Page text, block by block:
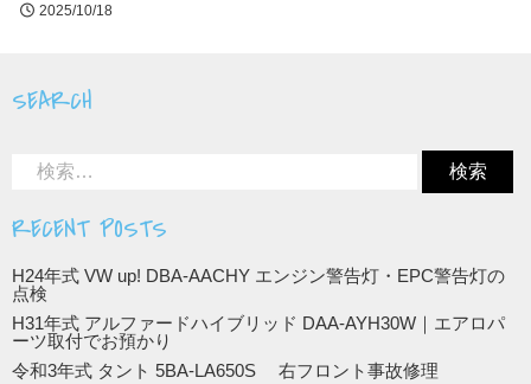
2025/10/18
SEARCH
RECENT POSTS
H24年式 VW up! DBA-AACHY エンジン警告灯・EPC警告灯の
点検
H31年式 アルファードハイブリッド DAA-AYH30W｜エアロパ
ーツ取付でお預かり
令和3年式 タント 5BA-LA650S 右フロント事故修理